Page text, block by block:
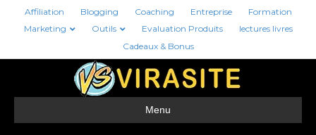
Affiliation Blogging Coaching Entreprise
Formation
Marketing
Outils Evaluation Produits
lectures livres
Cadeaux & Bonus
Menu